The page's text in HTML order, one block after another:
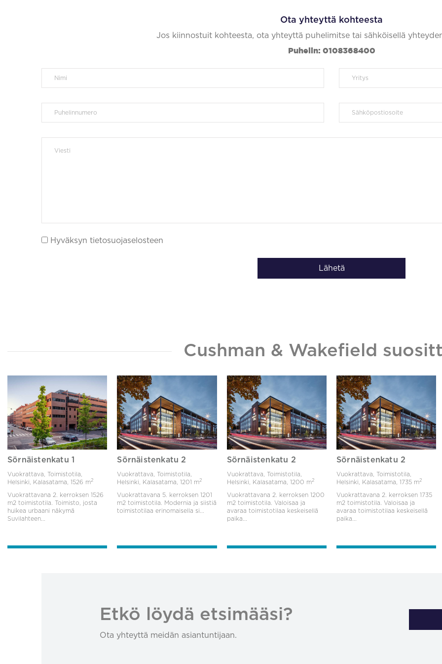
Ota yhteyttä kohteesta
Jos kiinnostuit kohteesta, ota yhteyttä puhelimitse tai sähköisellä
Puhelin: 0108368400
Hyväksyn tietosuojaselosteen
Lähetä
Cushman & Wakefield
Sörnäistenkatu 1
Vuokrattava, Toimistotila,
Helsinki, Kalasatama, 1526 m2
Vuokrattavana 2. kerroksen 1526
m2 toimistotila. Toimisto, josta
huikea urbaani näkymä
Suvilahteen...
Sörnäistenkatu 2
Vuokrattava, Toimistotila,
Helsinki, Kalasatama,1201 m2
Vuokrattavana 5. kerroksen 1201
m2 toimistotila. Modernia ja siistiä
toimistotilaa erinomaisella si...
Sörnäistenkatu 2
Vuokrattava, Toimistotila,
Helsinki, Kalasatama, 1200 m2
Vuokrattavana 2. kerroksen 1200
m2 toimistotila. Valoisaa ja
avaraa toimistotilaa keskeisellä
paika...
Sörnäistenkatu 2
Vuokrattava, Toimistotila,
Helsinki, Kalasatama, 1735 m2
Vuokrattavana 2. kerroksen 1735
m2 toimistotila. Valoisaa ja
avaraa toimistotilaa keskeisellä
paika...
Etkö löydä etsimääsi?
Ota yhteyttä meidän asiantuntijaan.